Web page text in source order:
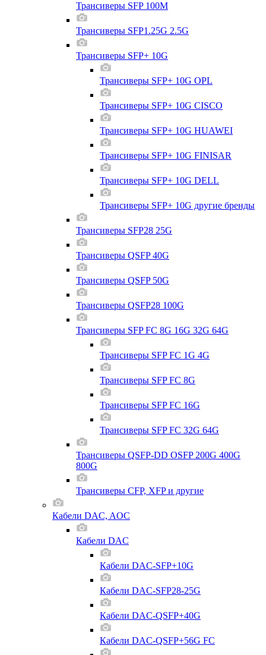
Трансиверы SFP 100M
Трансиверы SFP1.25G 2.5G
Трансиверы SFP+ 10G
Трансиверы SFP+ 10G OPL
Трансиверы SFP+ 10G CISCO
Трансиверы SFP+ 10G HUAWEI
Трансиверы SFP+ 10G FINISAR
Трансиверы SFP+ 10G DELL
Трансиверы SFP+ 10G другие бренды
Трансиверы SFP28 25G
Трансиверы QSFP 40G
Трансиверы QSFP 50G
Трансиверы QSFP28 100G
Трансиверы SFP FC 8G 16G 32G 64G
Трансиверы SFP FC 1G 4G
Трансиверы SFP FC 8G
Трансиверы SFP FC 16G
Трансиверы SFP FC 32G 64G
Трансиверы QSFP-DD OSFP 200G 400G
800G
Трансиверы CFP, XFP и другие
Кабели DAC, AOC
Кабели DAC
Кабели DAC-SFP+10G
Кабели DAC-SFP28-25G
Кабели DAC-QSFP+40G
Кабели DAC-QSFP+56G FC